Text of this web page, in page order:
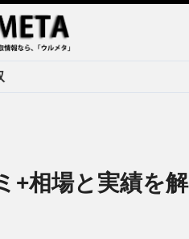
+相場と実績を解